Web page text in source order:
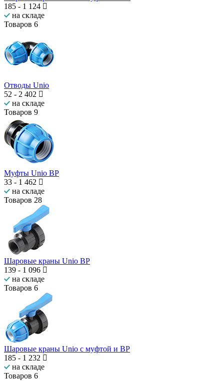
185 - 1 124
на складе
Товаров 6
Отводы Unio
52 - 2 402
на складе
Товаров 9
Муфты Unio ВР
33 - 1 462
на складе
Товаров 28
Шаровые краны Unio ВР
139 - 1 096
на складе
Товаров 6
Шаровые краны Unio с муфтой и ВР
185 - 1 232
на складе
Товаров 6